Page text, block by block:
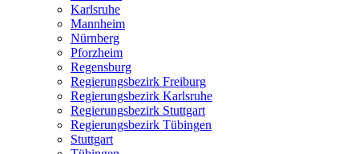
Karlsruhe
Mannheim
Nürnberg
Pforzheim
Regensburg
Regierungsbezirk Freiburg
Regierungsbezirk Karlsruhe
Regierungsbezirk Stuttgart
Regierungsbezirk Tübingen
Stuttgart